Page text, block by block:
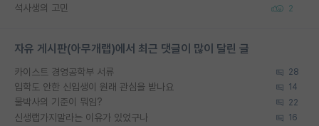
석사생의 고민 2
자유 게시판(아무개랩)에서 최근 댓글이 많이 달린 글
카이스트 경영공학부 서류 28
입학도 안한 신입생이 원래 관심을 받나요 14
물박사의 기준이 뭐임? 22
신생랩가지말라는 이유가 있었구나 16